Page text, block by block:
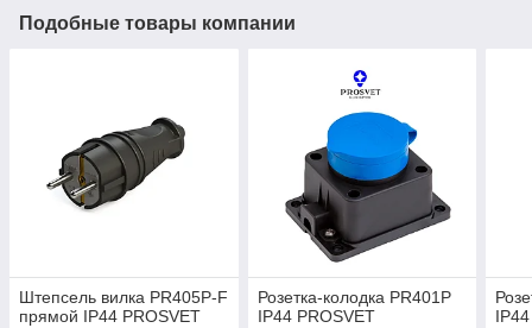
Подобные товары компании
Штепсель вилка PR405P-F
прямой IP44 PROSVET
Розетка-колодка PR401P
IP44 PROSVET